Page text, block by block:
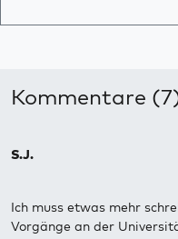
Kommentare
S.J.
Ich muss etwas mehr
Vorgänge an der